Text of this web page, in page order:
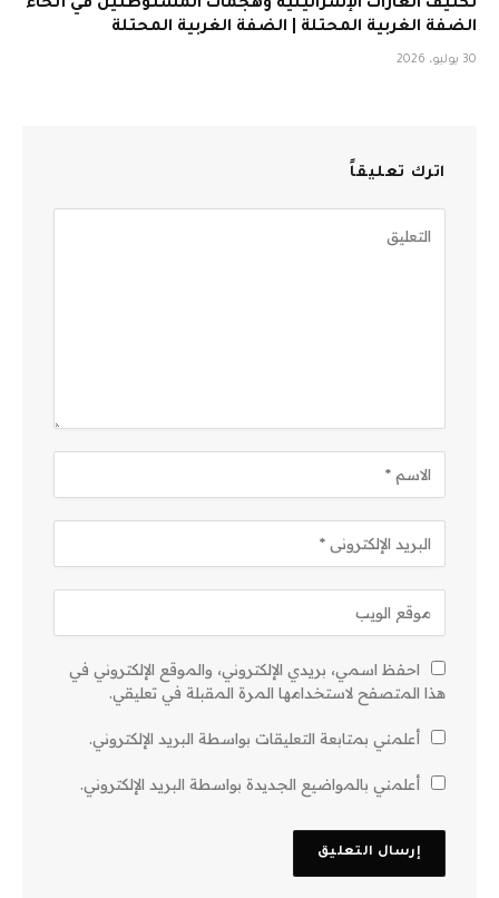
تكثيف الغارات الإسرائيلية وهجمات المستوطنين في أنحاء
الضفة الغربية المحتلة | الضفة الغربية المحتلة
30 يوليو، 2026
اترك تعليقاً
احفظ اسمي، بريدي الإلكتروني، والموقع الإلكتروني في
هذا المتصفح لاستخدامها المرة المقبلة في تعليقي.
أعلمني بمتابعة التعليقات بواسطة البريد الإلكتروني.
أعلمني بالمواضيع الجديدة بواسطة البريد الإلكتروني.